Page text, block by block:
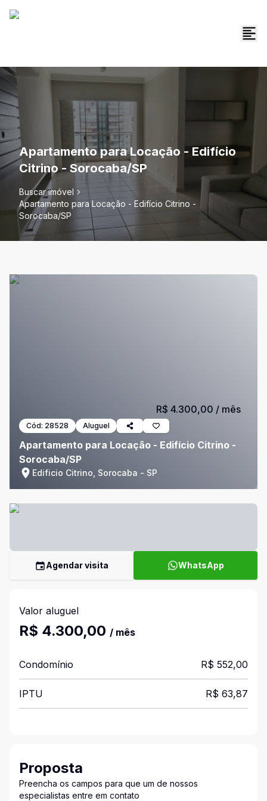
Apartamento para Locação - Edifício
Citrino - Sorocaba/SP
Buscar imóvel
Apartamento para Locação - Edifício Citrino -
Sorocaba/SP
Cód: 28528 Aluguel
Apartamento para Locação - Edifício Citrino -
Sorocaba/SP
Edificio Citrino, Sorocaba - SP
R$ 4.300,00 / mês
Agendar visita WhatsApp
Valor aluguel
R$ 4.300,00 / mês
Condomínio R$ 552,00
IPTU R$ 63,87
Proposta
Preencha os campos para que um de nossos
especialistas entre em contato